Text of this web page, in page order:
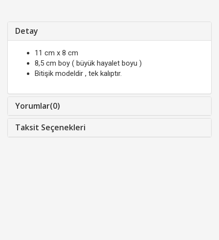
Detay
11 cm x 8 cm
8,5 cm boy ( büyük hayalet boyu )
Bitişik modeldir , tek kalıptır.
Yorumlar(0)
Taksit Seçenekleri